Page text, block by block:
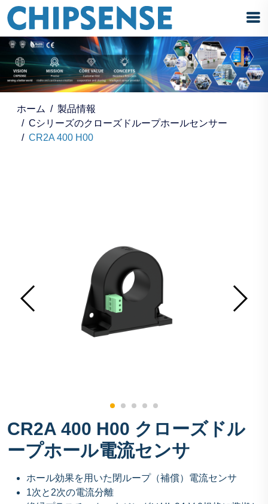
ホーム
製品情報
Cシリーズのクローズドループホールセンサー
CR2A 400 H00
CR2A 400 H00 クローズドル
ープホール電流センサ
ホール効果を用いた閉ループ（補償）電流センサ
1次と2次の電流分離